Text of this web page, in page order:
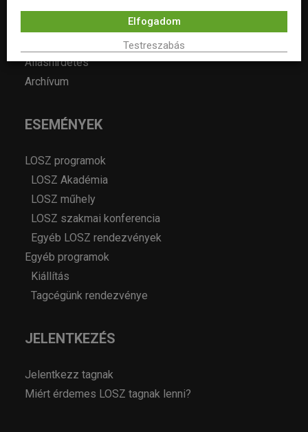
Év lakberendezője pályázatok
Álláshirdetés
Archívum
ESEMÉNYEK
LOSZ programok
LOSZ Akadémia
LOSZ műhely
LOSZ szakmai konferencia
Egyéb LOSZ rendezvények
Egyéb programok
Kiállítás
Tagcégünk rendezvénye
JELENTKEZÉS
Jelentkezz tagnak
Miért érdemes LOSZ tagnak lenni?
Testreszabás
Elfogadom